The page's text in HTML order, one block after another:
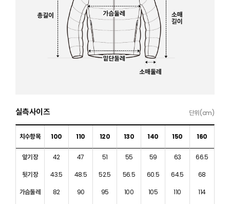
실측사이즈 단위(cm)
치수항목 100 110 120 130 140 150 160
앞기장 42 47 51 55 59 63
66.5
뒷기장
43.5 48.5 52.5 56.5 60.5 64.5
68
가슴둘레
82 90 95 100 105 110
114